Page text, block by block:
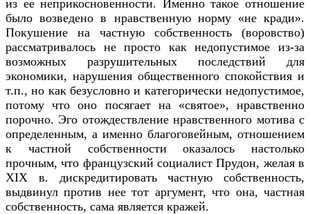
из ее неприкосновенности. Именно такое отношение
было возведено в нравственную норму «не кради».
Покушение на частную собственность (воровство)
рассматривалось не просто как недопустимое из-за
возможных разрушительных последствий для
экономики, нарушения общественного спокойствия и
т.п., но как безусловно и категорически недопустимое,
потому что оно посягает на «святое», нравственно
порочно. Эго отождествление нравственного мотива с
определенным, а именно благоговейным, отношением
к частной собственности оказалось настолько
прочным, что французский социалист Прудон, желая в
XIX в. дискредитировать частную собственность,
выдвинул против нее тот аргумент, что она, частная
собственность, сама является кражей.